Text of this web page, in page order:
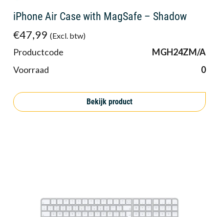
iPhone Air Case with MagSafe – Shadow
€47,99 (Excl. btw)
Productcode
MGH24ZM/A
Voorraad
0
Bekijk product